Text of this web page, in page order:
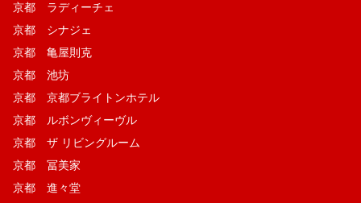
京都 ラディーチェ
京都 シナジェ
京都 亀屋則克
京都 池坊
京都 京都ブライトンホテル
京都 ルボンヴィーヴル
京都 ザ リビングルーム
京都 冨美家
京都 進々堂